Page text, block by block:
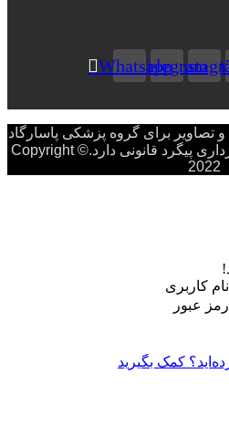
Telegram
Whatsapp
تصاویر برای گروه پزشکی پاسارگاد
محفوظ بوده و هرگونه کپی برداری پیگرد قانونی دارد.Copyright ©
2022
نام کاربری
رمز عبور
کمک بگیرید